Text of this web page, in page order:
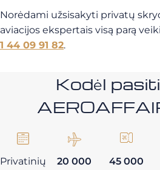
Norėdami užsisakyti privatų
aviacijos ekspertais visą parą
1 44 09 91 82.
Kodėl
Privatinių
20 000
45 000